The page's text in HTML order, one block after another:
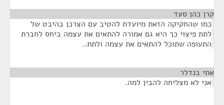
קרן כהן סעד
כמו שהחקיקה הזאת מיועדת להטיב עם הצרכן בהיבט של
לתת פיצוי כך היא גם אמורה להתאים את עצמה ביחס לחברת
התעופה שתוכל להתאים את עצמה ולתת..
אתי בנדלר
אני לא מצליחה להבין למה.